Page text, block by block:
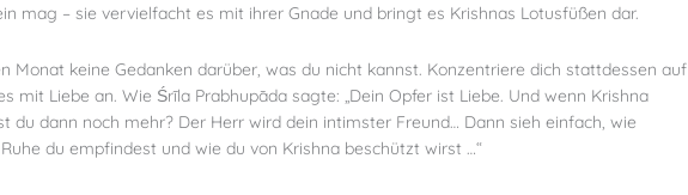
mag – sie vervielfacht es mit ihrer Gnade und bringt es Krishnas Lotusfüßen dar.
Monat keine Gedanken darüber, was du nicht kannst. Konzentriere dich stattdessen auf
mit Liebe an. Wie Śrīla Prabhupāda sagte: „Dein Opfer ist Liebe. Und wenn Krishna
du dann noch mehr? Der Herr wird dein intimster Freund… Dann sieh einfach, wie
du empfindest und wie du von Krishna beschützt wirst …“